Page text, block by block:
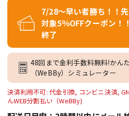
7/28～早い者勝ち！！
対象5％OFFクーポン
終了
48回まで金利手数料無料!かん
（WeBBy）シミュレーター
決済利用不可: 代金引換, コンビニ決済,
んWEB分割払い（WeBBy)